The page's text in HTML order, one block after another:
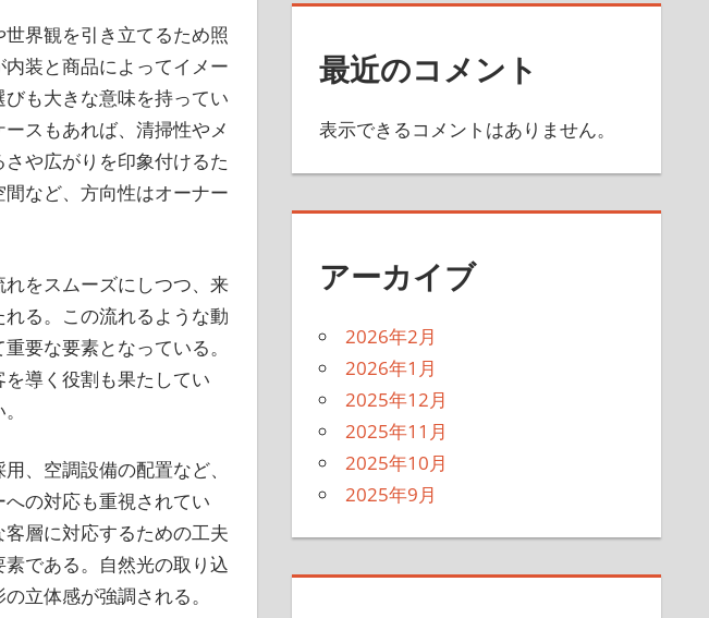
界観を引き立てるため照
装と商品によってイメー
も大きな意味を持ってい
スもあれば、清掃性やメ
や広がりを印象付けるた
など、方向性はオーナー
をスムーズにしつつ、来
る。この流れるような動
要な要素となっている。
導く役割も果たしてい
、空調設備の配置など、
の対応も重視されてい
層に対応するための工夫
である。自然光の取り込
立体感が強調される。
最近のコメント
表示できるコメントはありません。
アーカイブ
2026年2月
2026年1月
2025年12月
2025年11月
2025年10月
2025年9月